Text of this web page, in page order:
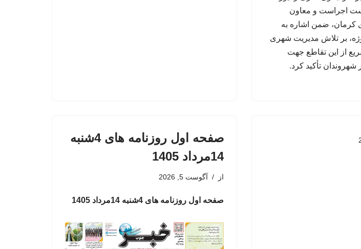
اجراست و معاون
کرمان، ضمن اشاره به
بر تلاش مدیریت شهری
از این تقاطع جهت
تأکید کرد.
صفحه اول روزنامه های 4شنبه
14مرداد 1405
از آگوست 5, 2026
صفحه اول روزنامه های 4شنبه 14مرداد 1405